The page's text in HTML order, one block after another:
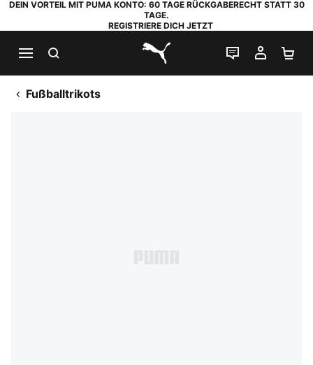
DEIN VORTEIL MIT PUMA KONTO: 60 TAGE RÜCKGABERECHT STATT 30
TAGE.
REGISTRIERE DICH JETZT
PUMA.com
LIVE-CHAT
MEIN
Fußballtrikots